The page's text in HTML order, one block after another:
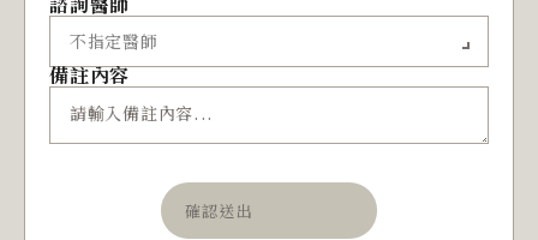
諮詢醫師
備註內容
確認送出